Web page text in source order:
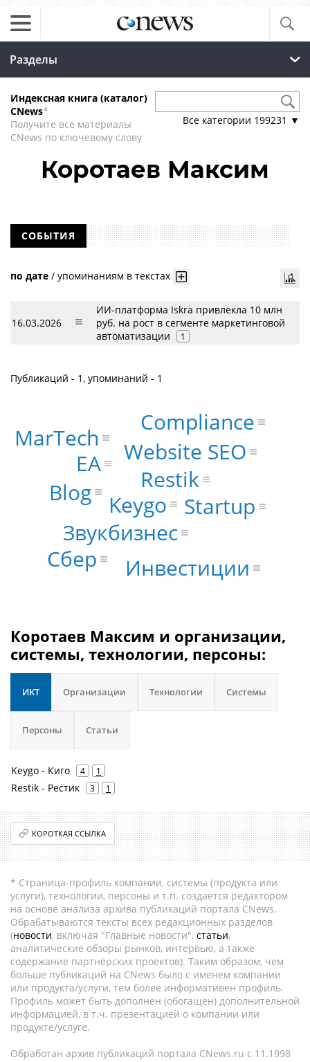
Разделы
Индексная книга (каталог)
CNews*
Получите все материалы
CNews по ключевому слову
Все категории 199231 ▼
Коротаев Максим
СОБЫТИЯ
по дате / упоминаниям в текстах
16.03.2026
ИИ-платформа Iskra привлекла 10 млн
руб. на рост в сегменте маркетинговой
автоматизации
1
Публикаций - 1, упоминаний - 1
Keygo
Restik
Звукбизнес
Website SEO
EA
Blog
MarTech
Сбер Инвестиции
Compliance
Startup
Коротаев Максим и организации,
системы, технологии, персоны:
ИКТ Организации Технологии Системы
Персоны Статьи
Keygo - Киго 4 1
Restik - Рестик 3 1
КОРОТКАЯ ССЫЛКА
* Страница-профиль компании, системы (продукта или
услуги), технологии, персоны и т.п. создается редактором
на основе анализа архива публикаций портала CNews.
Обрабатываются тексты всех редакционных разделов
(новости, включая "Главные новости", статьи,
аналитические обзоры рынков, интервью, а также
содержание партнёрских проектов). Таким образом, чем
больше публикаций на CNews было с именем компании
или продукта/услуги, тем более информативен профиль.
Профиль может быть дополнен (обогащен) дополнительной
информацией, в т.ч. презентацией о компании или
продукте/услуге.
Обработан архив публикаций портала CNews.ru c 11.1998